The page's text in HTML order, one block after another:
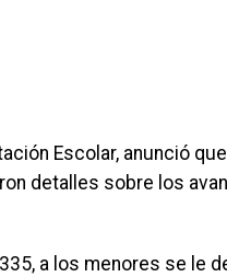
Escolar, anunció
detalles sobre los
a los menores se le